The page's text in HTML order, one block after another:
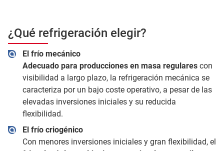
¿Qué refrigeración elegir?
El frío mecánico
Adecuado para producciones en masa regularescon
visibilidad a largo plazo, la refrigeración mecánica se
caracteriza por un bajo coste operativo, a pesar de las
elevadas inversiones iniciales y su reducida
flexibilidad.
El frío criogénico
Con menores inversiones iniciales y gran flexibilidad, el